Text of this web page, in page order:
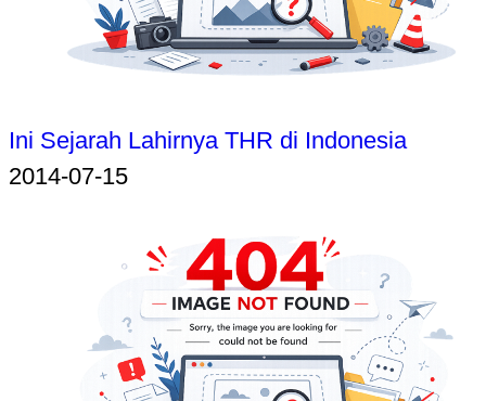
Ini Sejarah Lahirnya THR di Indonesia
2014-07-15